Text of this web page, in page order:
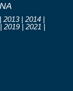
2013 | 2014 |
2019 | 2021 |